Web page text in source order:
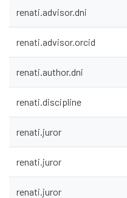
Contacto
Políticas
renati.advisor.dni
renati.advisor.orcid
renati.author.dni
renati.discipline
renati.juror
renati.juror
renati.juror